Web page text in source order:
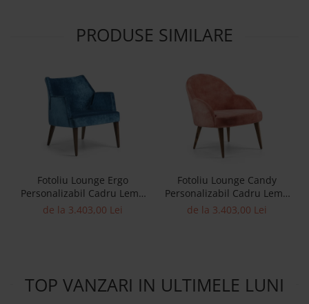
PRODUSE SIMILARE
Fotoliu Lounge Ergo
Personalizabil Cadru Lemn
Masiv Tapiterie Stofa
de la 3.403,00 Lei
Fotoliu Lounge Candy
Personalizabil Cadru Lemn
Masiv Tapiterie Stofa
de la 3.403,00 Lei
TOP VANZARI IN ULTIMELE LUNI